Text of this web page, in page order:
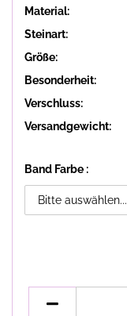
Material:
Steinart:
Größe:
Besonderheit:
Verschluss:
Versandgewicht:
Band Farbe :